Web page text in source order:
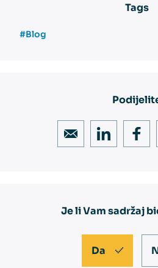
Tags
#Blog
Je li Vam sadržaj
Da